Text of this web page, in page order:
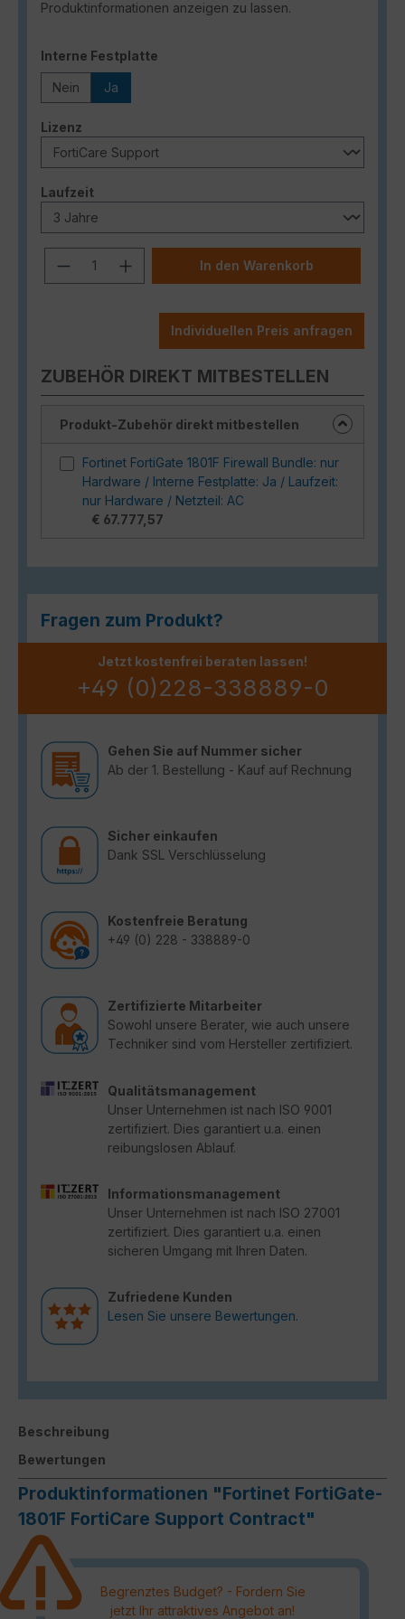
Produktinformationen anzeigen zu lassen.
Interne Festplatte
Nein Ja
Lizenz
Laufzeitauswählen
Produkt Anzahl: Gib den
In den Warenkorb
Individuellen Preis anfragen
ZUBEHÖR DIREKT MITBESTELLEN
Produkt-Zubehör direkt mitbestellen
Fortinet FortiGate 1801F Firewall Bundle: nur
Hardware / Interne Festplatte: Ja / Laufzeit:
nur Hardware / Netzteil: AC
€ 67.777,57
Fragen zum Produkt?
Jetzt kostenfrei beraten lassen!
+49 (0)228-338889-0
Gehen Sie auf Nummer sicher
Ab der 1. Bestellung - Kauf auf Rechnung
Sicher einkaufen
Dank SSL Verschlüsselung
Kostenfreie Beratung
+49 (0) 228 - 338889-0
Zertifizierte Mitarbeiter
Sowohl unsere Berater, wie auch unsere
Techniker sind vom Hersteller zertifiziert.
Qualitätsmanagement
Unser Unternehmen ist nach ISO 9001
zertifiziert. Dies garantiert u.a. einen
reibungslosen Ablauf.
Informationsmanagement
Unser Unternehmen ist nach ISO 27001
zertifiziert. Dies garantiert u.a. einen
sicheren Umgang mit Ihren Daten.
Zufriedene Kunden
Lesen Sie unsere Bewertungen.
Beschreibung
Bewertungen
Produktinformationen "Fortinet FortiGate-
1801F FortiCare Support Contract"
Begrenztes Budget? - Fordern Sie
jetzt Ihr attraktives Angebot an!